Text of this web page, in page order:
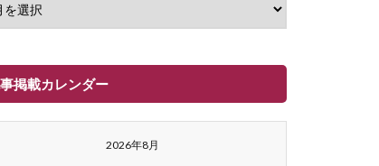
掲載カレンダー
2026年8月